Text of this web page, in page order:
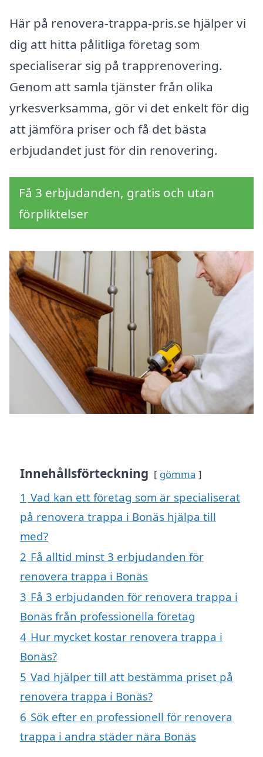
Här på renovera-trappa-pris.se hjälper vi
dig att hitta pålitliga företag som
specialiserar sig på trapprenovering.
Genom att samla tjänster från olika
yrkesverksamma, gör vi det enkelt för dig
att jämföra priser och få det bästa
erbjudandet just för din renovering.
Få 3 erbjudanden, gratis och utan
förpliktelser
Innehållsförteckning gömma
1 Vad kan ett företag som är specialiserat
på renovera trappa i Bonäs hjälpa till
med?
2 Få alltid minst 3 erbjudanden för
renovera trappa i Bonäs
3 Få 3 erbjudanden för renovera trappa i
Bonäs från professionella företag
4 Hur mycket kostar renovera trappa i
Bonäs?
5 Vad hjälper till att bestämma priset på
renovera trappa i Bonäs?
6 Sök efter en professionell för renovera
trappa i andra städer nära Bonäs